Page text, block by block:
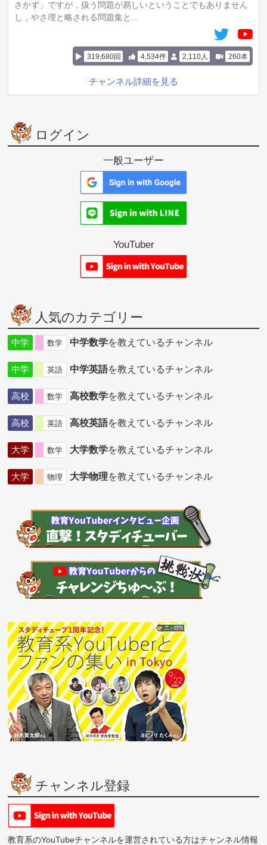
さかず」ですが，扱う問題が易しいということでもありません
し，やさ理と略される問題集と...
2,110人 260本
319,680回 4,534件
チャンネル詳細を見る
ログイン
一般ユーザー
YouTuber
人気のカテゴリー
中学 数学 中学数学を教えているチャンネル
中学 英語 中学英語を教えているチャンネル
高校 数学 高校数学を教えているチャンネル
高校 英語 高校英語を教えているチャンネル
大学 数学 大学数学を教えているチャンネル
大学 物理 大学物理を教えているチャンネル
チャンネル登録
教育系のYouTubeチャンネルを運営されている方はチャンネル情報